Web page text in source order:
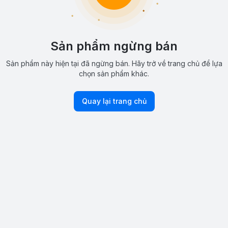
Sản phẩm ngừng bán
Sản phẩm này hiện tại đã ngừng bán. Hãy trở về trang chủ để lựa
chọn sản phẩm khác.
Quay lại trang chủ